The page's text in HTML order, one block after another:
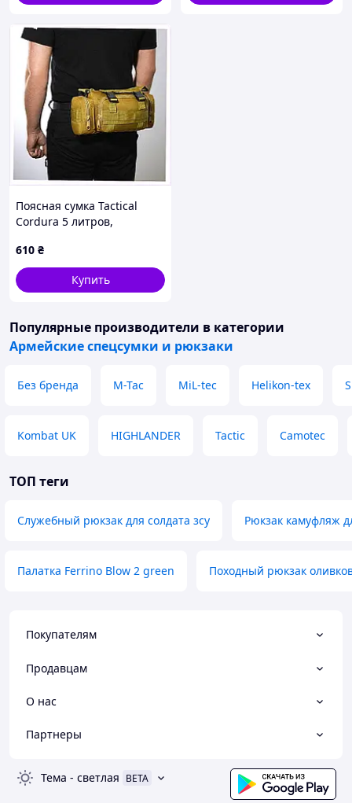
Поясная сумка Tactical
Cordura 5 литров,
610 ₴
Купить
Популярные производители в категории
Армейские спецсумки и рюкзаки
Без бренда M-Tac MiL-tec Helikon-tex
Kombat UK HIGHLANDER Tactic Camotec
ТОП теги
Служебный рюкзак для солдата зсу Рюкзак камуфляж
Палатка Ferrino Blow 2 green Походный рюкзак
Покупателям
Продавцам
О нас
Партнеры
Тема - светлая BETA